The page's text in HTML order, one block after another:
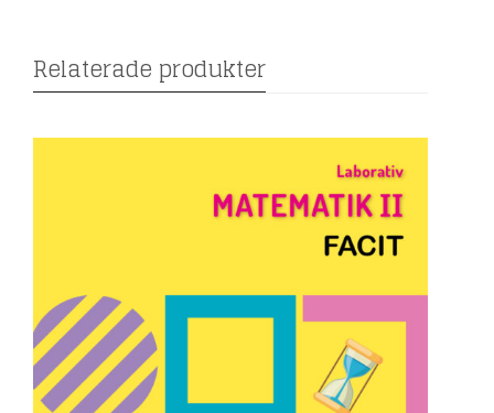
Relaterade produkter